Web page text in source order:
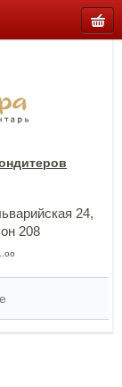
24,
208